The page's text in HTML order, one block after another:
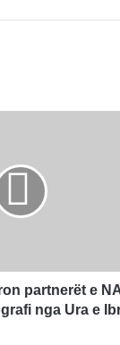
partnerët e
nga Ura e